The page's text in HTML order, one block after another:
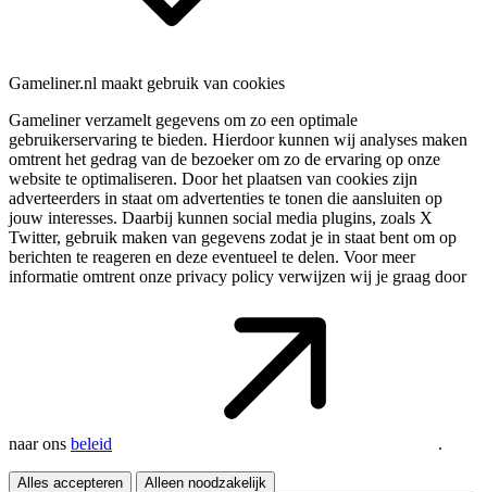
Gameliner.nl maakt gebruik van cookies
Gameliner verzamelt gegevens om zo een optimale
gebruikerservaring te bieden. Hierdoor kunnen wij analyses maken
omtrent het gedrag van de bezoeker om zo de ervaring op onze
website te optimaliseren. Door het plaatsen van cookies zijn
adverteerders in staat om advertenties te tonen die aansluiten op
jouw interesses. Daarbij kunnen social media plugins, zoals X
Twitter, gebruik maken van gegevens zodat je in staat bent om op
berichten te reageren en deze eventueel te delen. Voor meer
informatie omtrent onze privacy policy verwijzen wij je graag door
naar ons beleid .
Alles accepteren Alleen noodzakelijk